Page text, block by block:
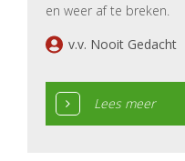
en weer af te breken.
v.v. Nooit Gedacht
Lees meer